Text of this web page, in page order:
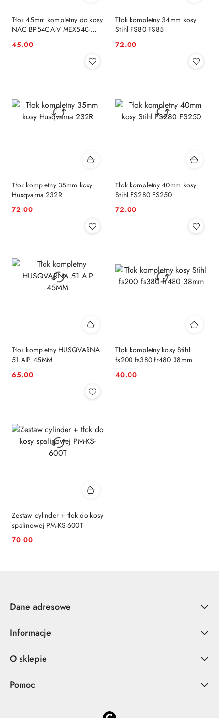
Tłok 45mm kompletny do kosy
NAC BP54CA-V MEX540-
Cena:
45.00
Tłok kompletny 34mm kosy
Stihl FS80 FS85
Cena:
72.00
Tłok kompletny 35mm kosy
Husqvarna 232R
Cena:
72.00
Tłok kompletny 40mm kosy
Stihl FS280 FS250
Cena:
72.00
Tłok kompletny HUSQVARNA
51 AIP 45MM
Cena:
65.00
Tłok kompletny kosy Stihl
fs200 fs380 fr480 38mm
Cena:
40.00
Zestaw cylinder + tłok do kosy
spalinowej PM-KS-600T
Cena:
70.00
Dane adresowe
Informacje
O sklepie
Pomoc